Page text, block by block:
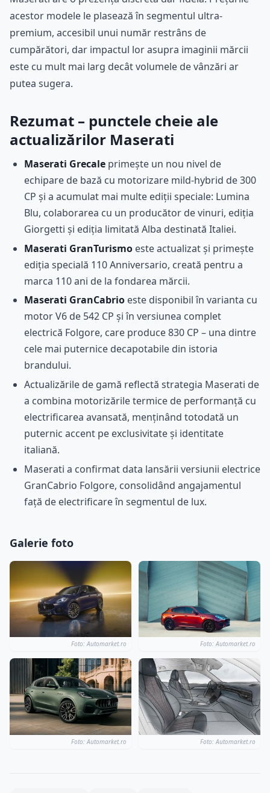
acestor modele le plasează în segmentul ultra-
premium, accesibil unui număr restrâns de
cumpărători, dar impactul lor asupra imaginii mărcii
este cu mult mai larg decât volumele de vânzări ar
putea sugera.
Rezumat – punctele cheie ale
actualizărilor Maserati
Maserati Grecale primește un nou nivel de
echipare de bază cu motorizare mild-hybrid de 300
CP și a acumulat mai multe ediții speciale: Lumina
Blu, colaborarea cu un producător de vinuri, ediția
Giorgetti și ediția limitată Alba destinată Italiei.
Maserati GranTurismo este actualizat și primește
ediția specială 110 Anniversario, creată pentru a
marca 110 ani de la fondarea mărcii.
Maserati GranCabrio este disponibil în varianta cu
motor V6 de 542 CP și în versiunea complet
electrică Folgore, care produce 830 CP – una dintre
cele mai puternice decapotabile din istoria
brandului.
Actualizările de gamă reflectă strategia Maserati de
a combina motorizările termice de performanță cu
electrificarea avansată, menținând totodată un
puternic accent pe exclusivitate și identitate
italiană.
Maserati a confirmat data lansării versiunii electrice
GranCabrio Folgore, consolidând angajamentul
față de electrificare în segmentul de lux.
Galerie foto
Foto: Automarket.ro Foto: Automarket.ro
Foto: Automarket.ro Foto: Automarket.ro